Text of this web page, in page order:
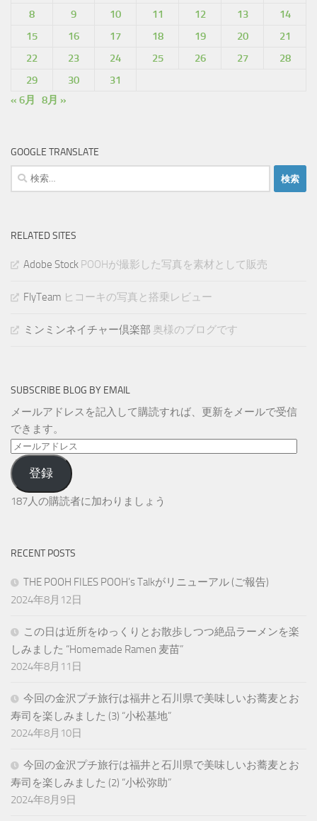
8
9 10 11 12 13
14
15
16 17 18 19 20
21
22
23 24 25 26 27
28
29
30
31
« 6月
8月 »
GOOGLE TRANSLATE
検
索:
RELATED SITES
Adobe Stock POOHが撮影した写真を素材として販売
FlyTeam ヒコーキの写真と搭乗レビュー
ミンミンネイチャー倶楽部 奥様のブログです
SUBSCRIBE BLOG BY EMAIL
メールアドレスを記入して購読すれば、更新をメールで受信
できます。
メ
ー
ル
ア
ス
登録
187人の購読者に加わりましょう
RECENT POSTS
THE POOH FILES POOH’s Talkがリニューアル (ご報告)
2024年8月12日
この日は近所をゆっくりとお散歩しつつ絶品ラーメンを楽
しみました “Homemade Ramen 麦苗”
2024年8月11日
今回の金沢プチ旅行は福井と石川県で美味しいお蕎麦とお
寿司を楽しみました (3) “小松基地”
2024年8月10日
今回の金沢プチ旅行は福井と石川県で美味しいお蕎麦とお
寿司を楽しみました (2) “小松弥助”
2024年8月9日